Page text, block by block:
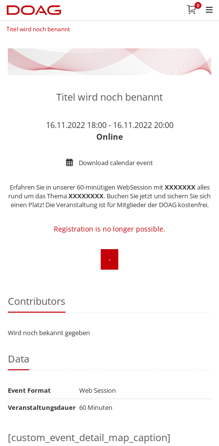
0
Titel wird noch benannt
Titel wird noch benannt
16.11.2022 18:00 - 16.11.2022 20:00
Online
Download calendar event
Erfahren Sie in unserer 60-minütigen WebSession mitXXXXXXXalles
rund um das ThemaXXXXXXXX. Buchen Sie jetzt und sichern Sie sich
einen Platz! Die Veranstaltung ist für Mitglieder der DOAG kostenfrei.
Registration is no longer possible.
-
Contributors
Wird noch bekannt gegeben
Data
Event Format
Web Session
Veranstaltungsdauer 60 Minuten
[custom_event_detail_map_caption]